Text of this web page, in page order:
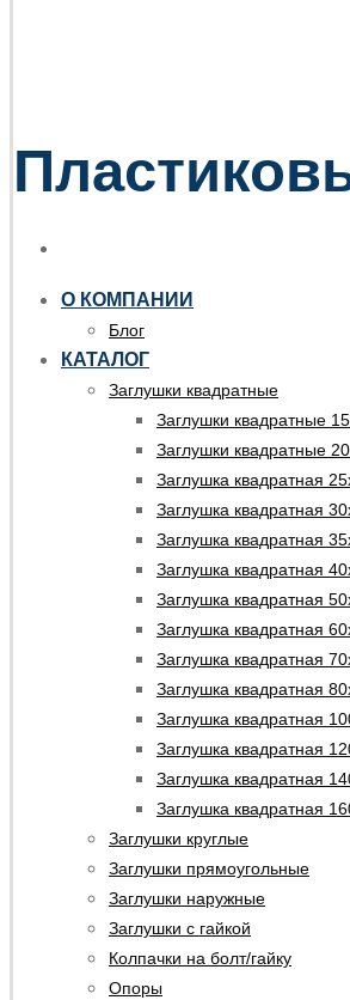
О КОМПАНИИ
Блог
КАТАЛОГ
Заглушки квадратные
Заглушки квадратные
Заглушки квадратные
Заглушка квадратная
Заглушка квадратная
Заглушка квадратная
Заглушка квадратная
Заглушка квадратная
Заглушка квадратная
Заглушка квадратная
Заглушка квадратная
Заглушка квадратная
Заглушка квадратная
Заглушка квадратная
Заглушка квадратная
Заглушки круглые
Заглушки прямоугольные
Заглушки наружные
Заглушки с гайкой
Колпачки на болт/гайку
Опоры